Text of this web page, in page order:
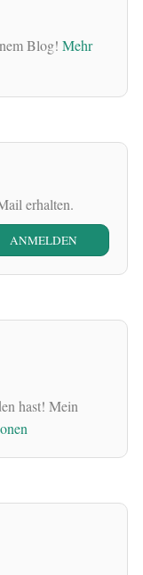
Blog! Mehr
erhalten.
hast! Mein